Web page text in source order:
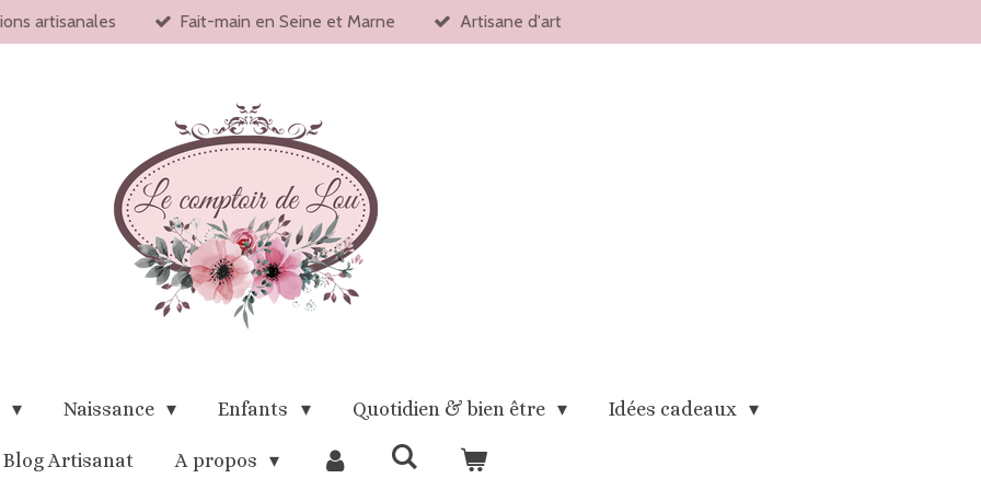
artisanales Fait-main en Seine et Marne Artisane d'art
Naissance Enfants Quotidien & bien être Idées cadeaux
Blog Artisanat A propos